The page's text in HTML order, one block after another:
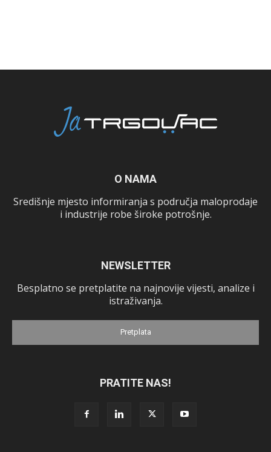
O NAMA
Središnje mjesto informiranja s područja maloprodaje
i industrije robe široke potrošnje.
NEWSLETTER
Besplatno se pretplatite na najnovije vijesti, analize i
istraživanja.
Pretplata
PRATITE NAS!